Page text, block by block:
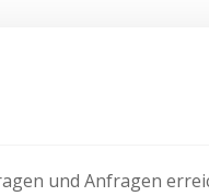
und Anfragen